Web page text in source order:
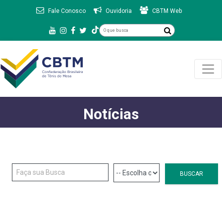
Fale Conosco Ouvidoria CBTM Web
Notícias
BUSCAR